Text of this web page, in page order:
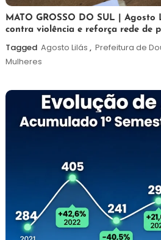
5
de
agosto
de
Maurilio
MATO GROSSO DO SUL |
contra violência e reforça rede de
Tagged Agosto Lilás , Prefeitura de
Mulheres